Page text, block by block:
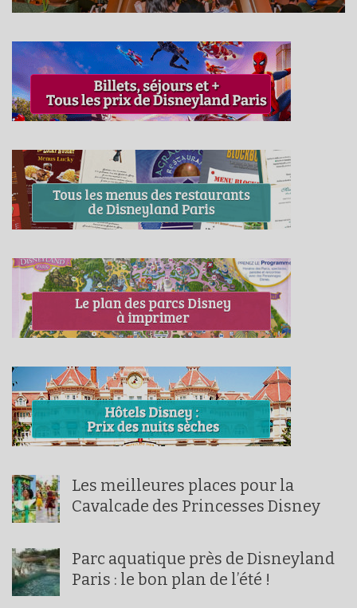
Les meilleures places pour la
Cavalcade des Princesses Disney
Parc aquatique près de Disneyland
Paris : le bon plan de l’été !